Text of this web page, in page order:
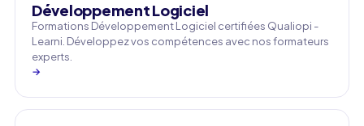
Développement Logiciel
Formations Développement Logiciel certifiées Qualiopi -
Learni. Développez vos compétences avec nos formateurs
experts.
→